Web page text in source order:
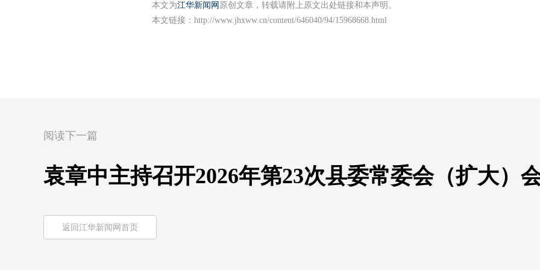
本文为江华新闻网 原创文章，转载请附上原文出处链接和本声明。
本文链接： http://www.jhxww.cn/content/646040/94/15968668.html
阅读下一篇
袁章中主持召开2026年第23次县委常委会（扩大）
返回江华新闻网首页